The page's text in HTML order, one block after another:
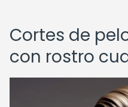
Cortes de
con rostro